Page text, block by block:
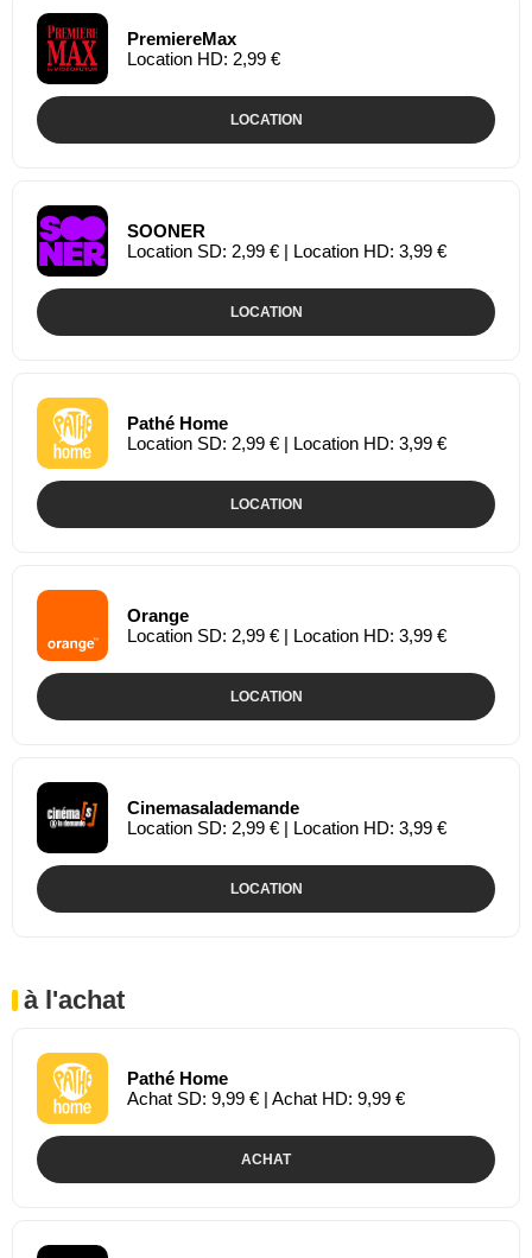
PremiereMax
Location HD: 2,99 €
LOCATION
SOONER
Location SD: 2,99 € | Location HD: 3,99 €
LOCATION
Pathé Home
Location SD: 2,99 € | Location HD: 3,99 €
LOCATION
Orange
Location SD: 2,99 € | Location HD: 3,99 €
LOCATION
Cinemasalademande
Location SD: 2,99 € | Location HD: 3,99 €
LOCATION
à l'achat
Pathé Home
Achat SD: 9,99 € | Achat HD: 9,99 €
ACHAT